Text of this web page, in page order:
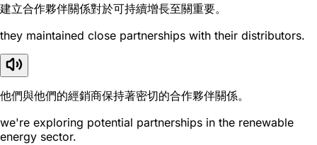
建立合作夥伴關係對於可持續增長至關重要。
they maintained close partnerships with their distributors.
他們與他們的經銷商保持著密切的合作夥伴關係。
we're exploring potential partnerships in the renewable
energy sector.